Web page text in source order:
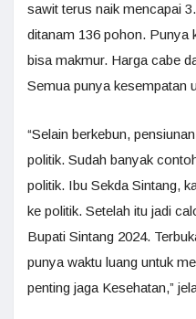
sawit terus naik mencapai
ditanam 136 pohon. Punya
bisa makmur. Harga cabe
Semua punya kesempatan
“Selain berkebun,
politik. Sudah banyak
politik. Ibu Sekda Sintang,
ke politik. Setelah itu jadi
Bupati Sintang 2024.
punya waktu luang untuk
penting jaga Kesehatan,”